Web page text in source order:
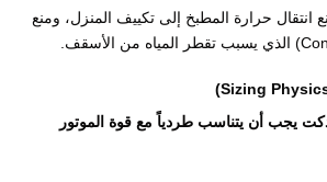
انتقال حرارة المطبخ إلى تكييف المنزل، ومنع
يجب أن يتناسب طردياً مع قوة الموتور